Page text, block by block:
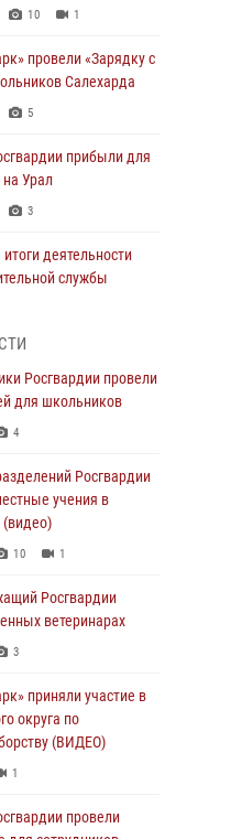
10 1
провели «Зарядку с
Салехарда
5
прибыли для
Урал
3
деятельности
службы
общественный
Дня ВДВ на
Аверин выступил на
«Территория
2
России генерал
тыла с
Росгвардии провели
для школьников
4
Росгвардии
учения в
(видео)
10 1
Росгвардии
ветеринарах
3
приняли участие в
округа по
(ВИДЕО)
1
провели